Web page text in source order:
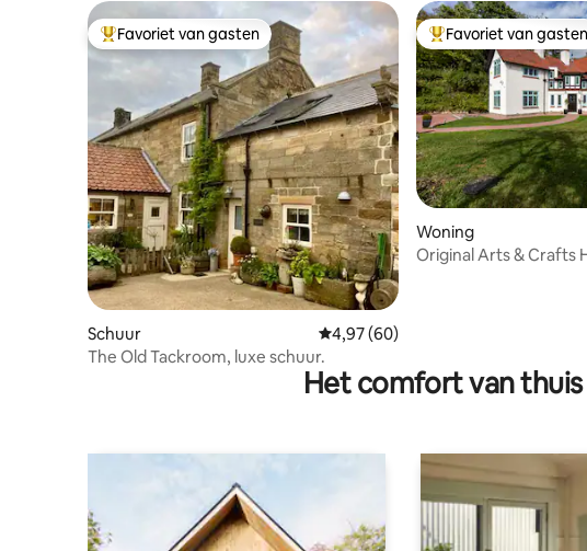
Topfavoriet van gasten
Favoriet van gasten
Schuur Gemiddelde beoordeling van 4,97
4,97 (60)
The Old Tackroom, luxe schuur.
Topfavoriet van
Favoriet van gasten
Woning
Original Arts & Crafts
Het comfort van